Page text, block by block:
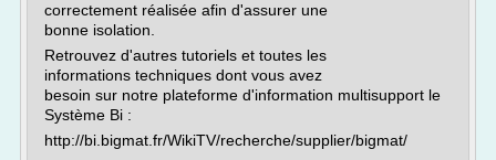
correctement réalisée afin d'assurer une
bonne isolation.
Retrouvez d'autres tutoriels et toutes les
informations techniques dont vous avez
besoin sur notre plateforme d'information multisupport le
Système Bi :
http://bi.bigmat.fr/WikiTV/recherche/supplier/bigmat/